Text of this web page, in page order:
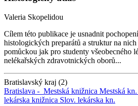
Valeria Skopelidou
Cílem této publikace je usnadnit
histologických preparátů a struktur na
pomůckou jak pro studenty všeobecného
nelékařských zdravotnických oborů...
Bratislavský kraj (2)
Bratislava - Mestská knižnica Mestská kn.
lekárska knižnica Slov. lekárska kn.